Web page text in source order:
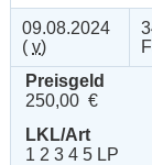
09.08.2024
( v)
Preisgeld
250,00 €
LKL/Art
1 2 3 4 5 LP